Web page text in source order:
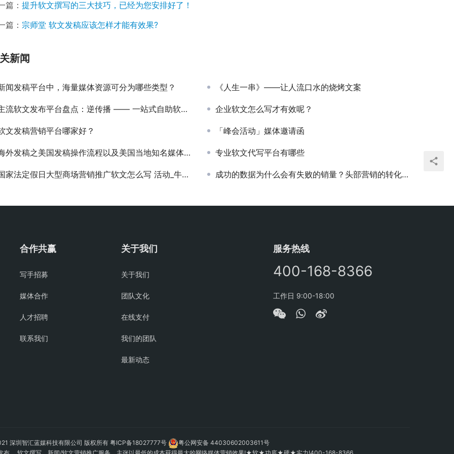
篇： 提升软文撰写的三大技巧，已经为您安排好了！
篇： 宗师堂 软文发稿应该怎样才能有效果?
新闻
闻发稿平台中，海量媒体资源可分为哪些类型？ 《人生一串》——让人流口水的烧烤文案
流软文发布平台盘点：逆传播 —— 一站式自助软文发布与媒体发稿平台解析 企业软文怎么写才有效呢？
文发稿营销平台哪家好？ 「峰会活动」媒体邀请函
外发稿之美国发稿操作流程以及美国当地知名媒体清单 专业软文代写平台有哪些
家法定假日大型商场营销推广软文怎么写 活动_牛蚁媒体 成功的数据为什么会有失败的销量？头部营销的转化率困境
合作共赢
写手招募
媒体合作
人才招聘
联系我们
关于我们
关于我们
团队文化
在线支付
我们的团队
最新动态
服务热线
400-168-8366
工作日 9:00-18:00
深圳智汇蓝媒科技有限公司 版权所有 粤ICP备18027777号
粤公网安备 44030602003611号